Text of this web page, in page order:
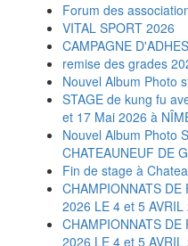
Forum des
VITAL SPORT 2026
CAMPAGNE
remise des grades
Nouvel Album Photo
STAGE de kung fu
et 17 Mai 2026 à
Nouvel Album Photo
CHATEAUNEUF DE
Fin de stage à
CHAMPIONNATS DE
2026 LE 4 et 5 AVRIL
CHAMPIONNATS DE
2026 LE 4 et 5 AVRIL